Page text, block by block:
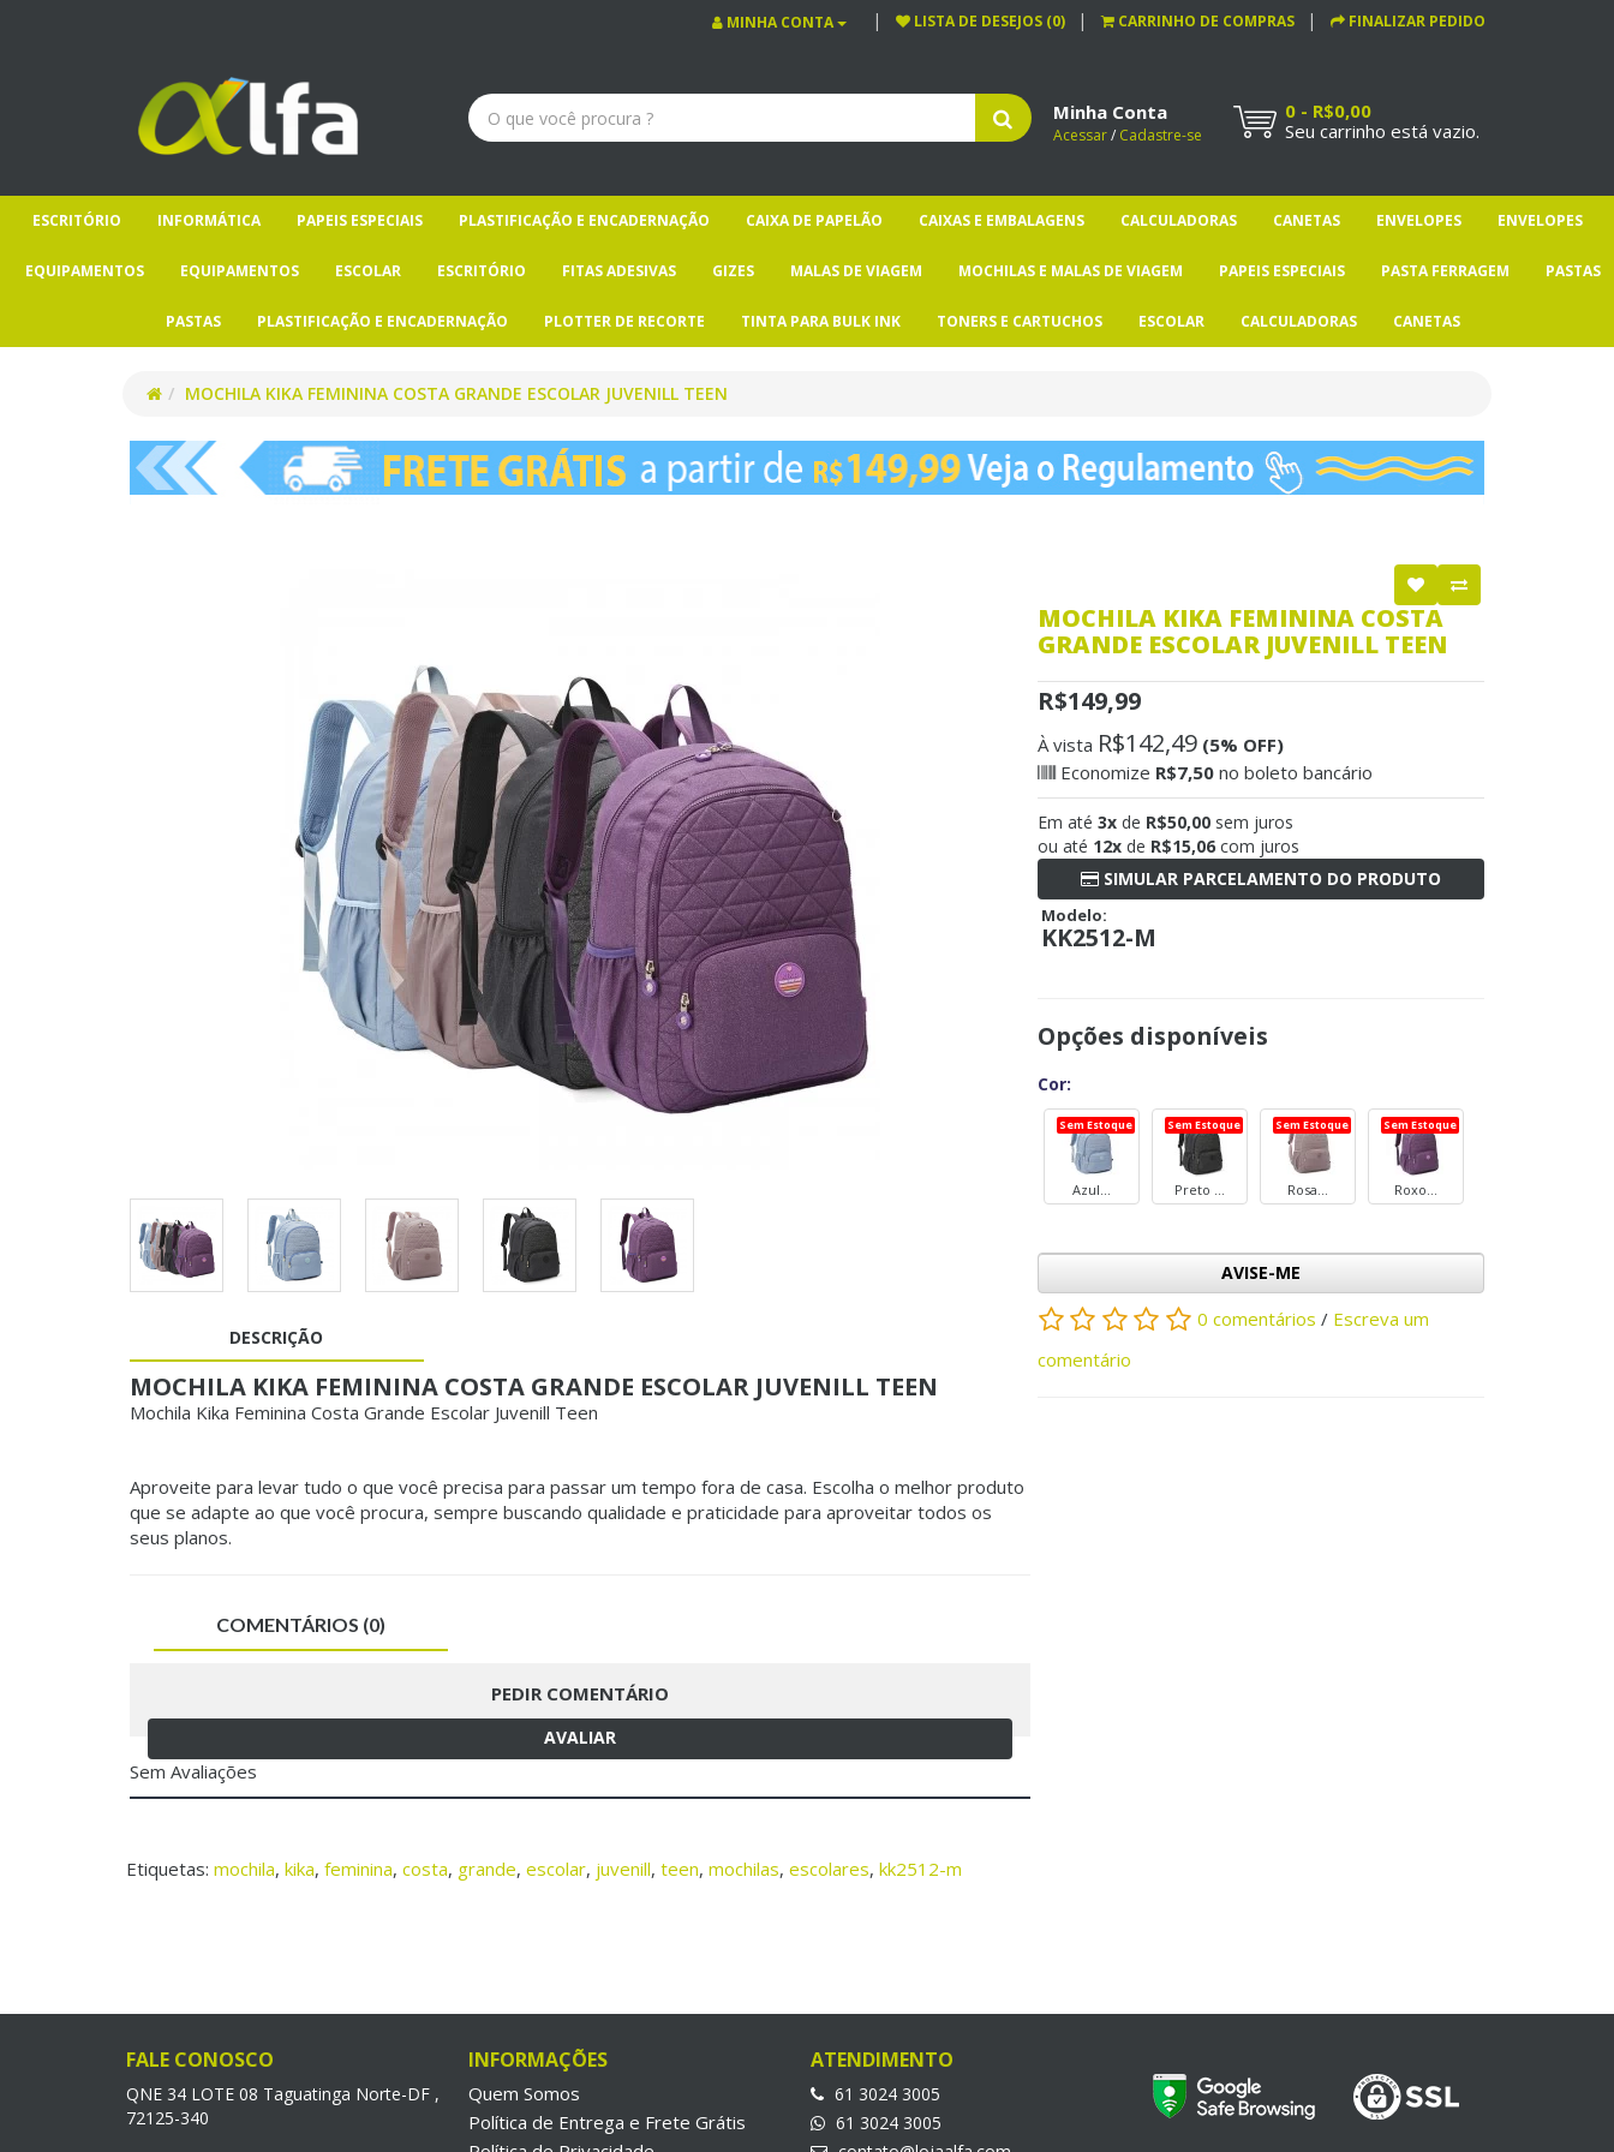
MINHA CONTA LISTA DE DESEJOS (0) CARRINHO DE COMPRAS FINALIZAR PEDIDO
Minha Conta
Acessar/ Cadastre-se
0 - R$0,00
Seu carrinho está vazio.
ESCRITÓRIO INFORMÁTICA PAPEIS ESPECIAIS PLASTIFICAÇÃO E ENCADERNAÇÃO CAIXA DE PAPELÃO CAIXAS E EMBALAGENS CALCULADORAS CANETAS ENVELOPES ENVELOPES
EQUIPAMENTOS EQUIPAMENTOS ESCOLAR ESCRITÓRIO FITAS ADESIVAS GIZES MALAS DE VIAGEM MOCHILAS E MALAS DE VIAGEM PAPEIS ESPECIAIS PASTA FERRAGEM PASTAS
PASTAS PLASTIFICAÇÃO E ENCADERNAÇÃO PLOTTER DE RECORTE TINTA PARA BULK INK TONERS E CARTUCHOS ESCOLAR CALCULADORAS CANETAS
MOCHILA KIKA FEMININA COSTA GRANDE ESCOLAR JUVENILL TEEN
DESCRIÇÃO
MOCHILA KIKA FEMININA COSTA GRANDE ESCOLAR JUVENILL TEEN
Mochila Kika Feminina Costa Grande Escolar Juvenill Teen
Aproveite para levar tudo o que você precisa para passar um tempo fora de casa. Escolha o melhor produto
que se adapte ao que você procura, sempre buscando qualidade e praticidade para aproveitar todos os
seus planos.
COMENTÁRIOS (0)
PEDIR COMENTÁRIO
AVALIAR
Sem Avaliações
MOCHILA KIKA FEMININA COSTA
GRANDE ESCOLAR JUVENILL TEEN
R$149,99
À vista R$142,49 (5% OFF)
Economize R$7,50 no boleto bancário
Em até 3x de R$50,00 sem juros
ou até 12x de R$15,06 com juros
SIMULAR PARCELAMENTO DO PRODUTO
Modelo:
KK2512-M
Opções disponíveis
Cor:
Sem Estoque
Azul...
Sem Estoque
Preto ...
Sem Estoque
Rosa...
Sem Estoque
Roxo...
AVISE-ME
0 comentários / Escreva um
comentário
Etiquetas: mochila, kika, feminina, costa, grande, escolar, juvenill, teen, mochilas, escolares, kk2512-m
FALE CONOSCO
QNE 34 LOTE 08 Taguatinga Norte-DF ,
72125-340
INFORMAÇÕES
Quem Somos
Política de Entrega e Frete Grátis
ATENDIMENTO
61 3024 3005
61 3024 3005